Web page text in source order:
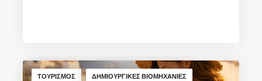
ΤΟΥΡΙΣΜΟΣ ΔΗΜΙΟΥΡΓΙΚΕΣ ΒΙΟΜΗΧΑΝΙΕΣ